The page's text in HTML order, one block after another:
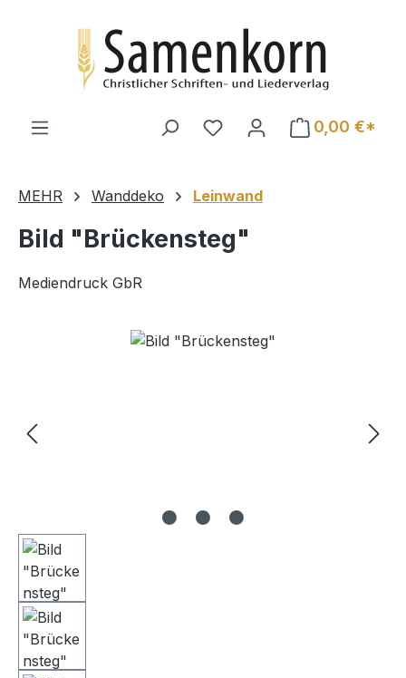
0,00 €*
MEHR Wanddeko Leinwand
Bild "Brückensteg"
Mediendruck GbR
Bildergalerie überspringen